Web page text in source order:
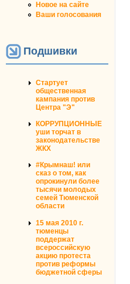
Новое на сайте
Ваши голосования
Подшивки
Стартует
общественная
кампания против
Центра "Э"
КОРРУПЦИОННЫЕ
уши торчат в
законодательстве
ЖКХ
#Крымнаш! или
сказ о том, как
опрокинули более
тысячи молодых
семей Тюменской
области
15 мая 2010 г.
тюменцы
поддержат
всероссийскую
акцию протеста
против реформы
бюджетной сферы